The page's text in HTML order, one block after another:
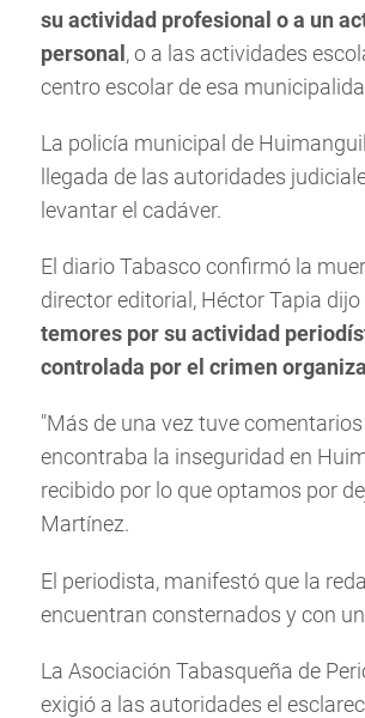
su actividad profesional o a un
personal , o a las actividades
centro escolar de esa
La policía municipal de
llegada de las autoridades
levantar el cadáver.
El diario Tabasco confirmó la
director editorial, Héctor Tapia dijo
temores por su actividad
controlada por el crimen
"Más de una vez tuve
encontraba la inseguridad en
recibido por lo que optamos por
Martínez.
El periodista, manifestó que la
encuentran consternados y con
La Asociación Tabasqueña de
exigió a las autoridades el